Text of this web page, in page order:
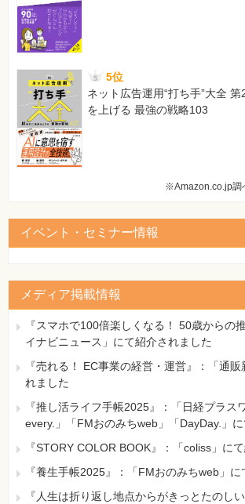
【 第2刷にて修正 】
116ページ 解答26
解説の最後に下記を追加。
[正]
設問から得られる情報からは、このユ
ルしたアドオンがActiveXコントロール
ないため、選択肢Dが最も適切な操作と
【 第2刷にて修正 】
326ページ 解答11の4～8行
「なお、システムの復元では…」から
せん（A、C）。」までを、下記に差し
することができますが、［前回正常起
細）］では、すべての設定が最後に正
状態に戻ってしまうため、OSが起動
を実行できない場合に用いられます（C
ドキュメントなどには影響を与えませ
システムイメージからの復元を行った
ーター全体が以前の状態に戻ってしま
ません（A）。
5位
ネット広告運用“打ち手”大全
を上げる 最強の戦略103
※Amazon.co.jp調
イベント・セミナー情報
メディア掲載情報
『スマホで100倍楽しくなる！ 50歳からの
イナビニュース」にて紹介されました
『売れる！ EC事業の経営・運営』：「通
れました
『推し活ライフ手帳2025』：「日経プラス
every.」「FMおのみちweb」「DayDay.」
『STORY COLOR BOOK』：「coliss」に
『養生手帳2025』：「FMおのみちweb」
『人生は折り返し地点からがきっとたのし